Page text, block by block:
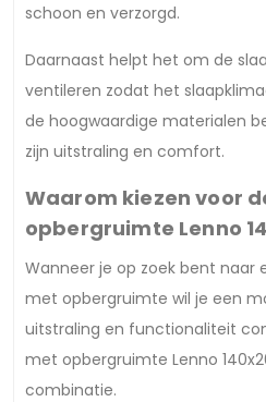
schoon en verzorgd.
Daarnaast helpt het om de
ventileren zodat het
de hoogwaardige materialen
zijn uitstraling en comfort.
Waarom kiezen voor
opbergruimte Lenno
Wanneer je op zoek bent naar
met opbergruimte wil je een
uitstraling en functionaliteit
met opbergruimte Lenno
combinatie.